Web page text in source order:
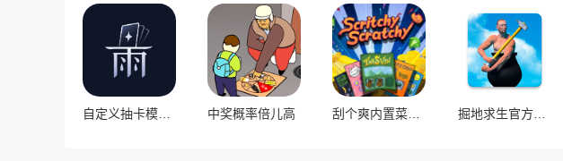
中奖概率倍儿高